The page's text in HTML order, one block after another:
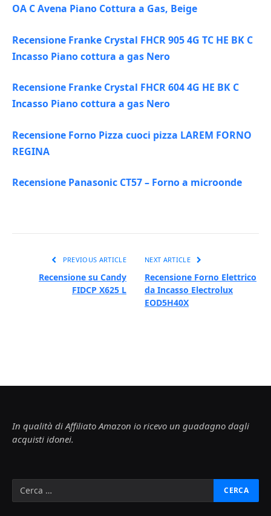
OA C Avena Piano Cottura a Gas, Beige
Recensione Franke Crystal FHCR 905 4G TC HE BK C
Incasso Piano cottura a gas Nero
Recensione Franke Crystal FHCR 604 4G HE BK C
Incasso Piano cottura a gas Nero
Recensione Forno Pizza cuoci pizza LAREM FORNO
REGINA
Recensione Panasonic CT57 – Forno a microonde
PREVIOUS ARTICLE
Recensione su Candy
FIDCP X625 L
NEXT ARTICLE
Recensione Forno Elettrico
da Incasso Electrolux
EOD5H40X
In qualità di Affiliato Amazon io ricevo un guadagno dagli
acquisti idonei.